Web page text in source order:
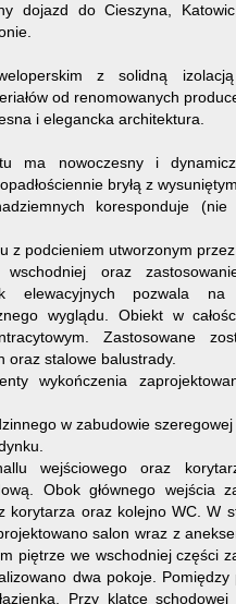
dojazd do Cieszyna,
z solidną
od renomowanych
i elegancka architektura.
ma nowoczesny i
bryłą z
koresponduje (nie
z podcieniem utworzonym
oraz
elewacyjnych pozwala
wyglądu. Obiekt w
Zastosowane
oraz stalowe balustrady.
wykończenia
w zabudowie
wejściowego oraz
Obok głównego wejścia
korytarza oraz kolejno WC. W
salon wraz z
piętrze we wschodniej części
dwa pokoje. Pomiędzy
Przy klatce schodowej